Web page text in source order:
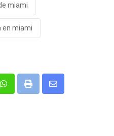
miami
en miami
WhatsappPrint
Share